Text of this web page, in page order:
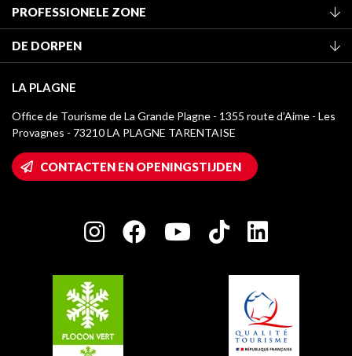
PROFESSIONELE ZONE
Classificatie van de gemeubileerde accommodaties
Verblijfstaks
Mediatheek
La Plagne logo's
Wifi toegang
Huis van de eigenaar
Charter van toegewijde spelers
DE DORPEN
Montchavin - Les Coches
Champagny-en-Vanoise
Plagne 1800
Plagne Villages
Plagne Aime 2000
LA PLAGNE
Office de Tourisme de La Grande Plagne - 1355 route d’Aime - Les
Provagnes - 73210 LA PLAGNE TARENTAISE
CONTACTEN EN OPENINGSTIJDEN